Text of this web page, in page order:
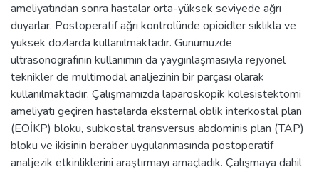
ameliyatından sonra hastalar orta-yüksek seviyede ağrı
duyarlar. Postoperatif ağrı kontrolünde opioidler sıklıkla ve
yüksek dozlarda kullanılmaktadır. Günümüzde
ultrasonografinin kullanımın da yaygınlaşmasıyla rejyonel
teknikler de multimodal analjezinin bir parçası olarak
kullanılmaktadır. Çalışmamızda laparoskopik kolesistektomi
ameliyatı geçiren hastalarda eksternal oblik interkostal plan
(EOİKP) bloku, subkostal transversus abdominis plan (TAP)
bloku ve ikisinin beraber uygulanmasında postoperatif
analjezik etkinliklerini araştırmayı amaçladık. Çalışmaya dahil